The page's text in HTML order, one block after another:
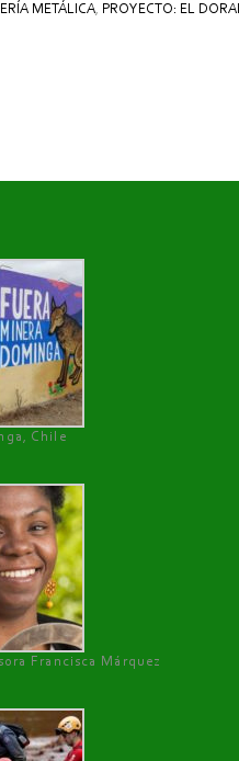
METÁLICA, PROYECTO: EL
Chile
Francisca Márquez